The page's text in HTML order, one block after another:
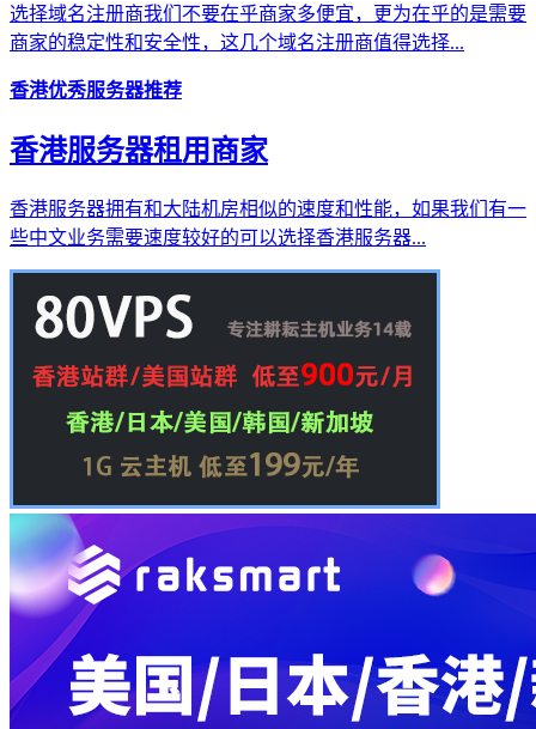
选择域名注册商我们不要在乎商家多便宜，更为在乎的是需要
商家的稳定性和安全性，这几个域名注册商值得选择...
香港优秀服务器推荐
香港服务器租用商家
香港服务器拥有和大陆机房相似的速度和性能，如果我们有一
些中文业务需要速度较好的可以选择香港服务器...